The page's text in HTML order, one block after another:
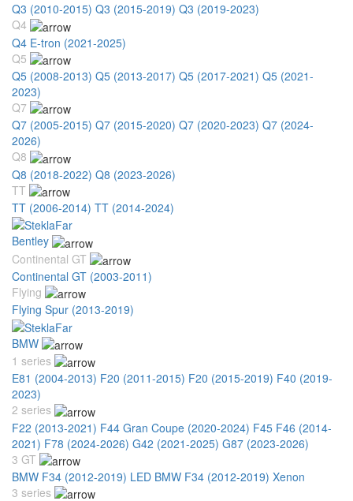
Q3 (2010-2015) Q3 (2015-2019) Q3 (2019-2023)
Q4
Q4 E-tron (2021-2025)
Q5
Q5 (2008-2013) Q5 (2013-2017) Q5 (2017-2021) Q5 (2021-
2023)
Q7
Q7 (2005-2015) Q7 (2015-2020) Q7 (2020-2023) Q7 (2024-
2026)
Q8
Q8 (2018-2022) Q8 (2023-2026)
TT
TT (2006-2014) TT (2014-2024)
Bentley
Continental GT
Continental GT (2003-2011)
Flying
Flying Spur (2013-2019)
BMW
1 series
E81 (2004-2013) F20 (2011-2015) F20 (2015-2019) F40 (2019-
2023)
2 series
F22 (2013-2021) F44 Gran Coupe (2020-2024) F45 F46 (2014-
2021) F78 (2024-2026) G42 (2021-2025) G87 (2023-2026)
3 GT
BMW F34 (2012-2019) LED BMW F34 (2012-2019) Xenon
3 series